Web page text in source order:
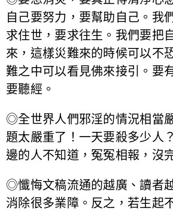
自己要努力，要幫助自己。我
求住世，要求往生。我們要把
來，這樣災難來的時候可以不
難之中可以看見佛來接引。要
要聽經。
◎全世界人們邪淫的情況相當
題太嚴重了！一天要殺多少人
邊的人不知道，冤冤相報，沒
◎懺悔文稿流通的越廣、讀者
消除很多業障。反之，若生起